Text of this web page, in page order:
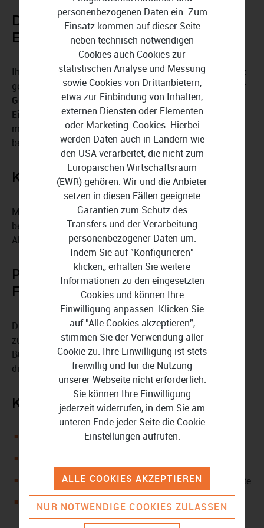
Deutsches Bankkonto mit
Einlagensicherung
Ihr Geschäftskonto wird von der deutschen Solaris Bank
geführt, die von der BaFin und der EZB reguliert wird. Ihr
Guthaben ist bis zu 100.000 Euro durch die europäische
Einlagensicherung geschützt, und Ihre Daten sind durch
mehrstufige Authentifizierung und biometrischen Login
bestens gesichert.
Kontowechsel ohne Hindernisse
Mit dem Kontowechsel-Service ziehen Sie von Ihrem
bestehenden Geschäftskonto kostenfrei zu Kontist um.
Alles erfolgt online – ohne Papierkram.
Premium-Upgrade: Mehr
Funktionen für Profis
Das Premium-Geschäftskonto von Kontist bietet
zusätzliche Vorteile. Dazu gehören erweiterte
Buchhaltungsfunktionen, Sammelüberweisungen und
digitale Kontoauszüge.
Kontist im Überblick:
Geschäftskonto mit intelligenter Steuerberechnung
Liefert mobile Apps und mit Visa-Business-Debit-Karte
Kümmert sich um die automatische Kategorisierung
und den Beleg-Upload
personenbezogenen Daten ein. Zum
Einsatz kommen auf dieser Seite
neben technisch notwendigen
Cookies auch Cookies zur
statistischen Analyse und Messung
sowie Cookies von Drittanbietern,
etwa zur Einbindung von Inhalten,
externen Diensten oder Elementen
oder Marketing-Cookies. Hierbei
werden Daten auch in Ländern wie
den USA verarbeitet, die nicht zum
Europäischen Wirtschaftsraum
(EWR) gehören. Wir und die Anbieter
setzen in diesen Fällen geeignete
Garantien zum Schutz des
Transfers und der Verarbeitung
personenbezogener Daten um.
Indem Sie auf "Konfigurieren"
klicken,, erhalten Sie weitere
Informationen zu den eingesetzten
Cookies und können Ihre
Einwilligung anpassen. Klicken Sie
auf "Alle Cookies akzeptieren",
stimmen Sie der Verwendung aller
Cookie zu. Ihre Einwilligung ist stets
freiwillig und für die Nutzung
unserer Webseite nicht erforderlich.
Sie können Ihre Einwilligung
jederzeit widerrufen, in dem Sie am
unteren Ende jeder Seite die Cookie
Einstellungen aufrufen.
NUR NOTWENDIGE COOKIES ZULASSEN
ALLE COOKIES AKZEPTIEREN